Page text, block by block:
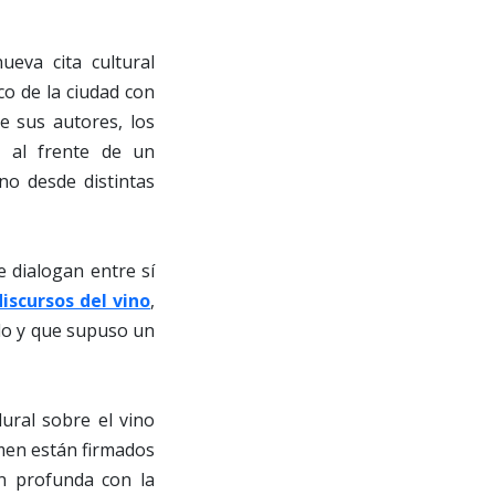
cita cultural
de la ciudad con
sus autores, los
al frente de un
desde distintas
dialogan entre sí
del vino,
y que supuso un
sobre el vino
están firmados
profunda con la